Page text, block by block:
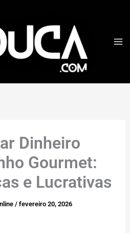
Dinheiro
Gourmet:
e Lucrativas
/fevereiro 20, 2026